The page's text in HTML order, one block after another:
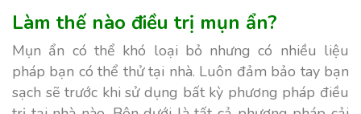
Làm thế nào điều trị mụn ẩn?
Mụn ẩn có thể khó loại bỏ nhưng có nhiều liệu
pháp bạn có thể thử tại nhà. Luôn đảm bảo tay bạn
sạch sẽ trước khi sử dụng bất kỳ phương pháp điều